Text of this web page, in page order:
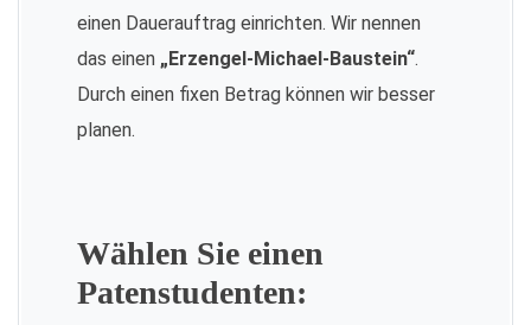
einen Dauerauftrag einrichten. Wir nennen
das einen „Erzengel-Michael-Baustein“.
Durch einen fixen Betrag können wir besser
planen.
Wählen Sie einen
Patenstudenten: